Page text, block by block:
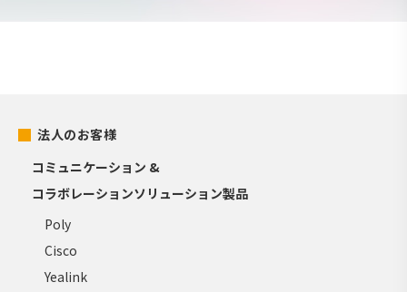
法人のお客様
コミュニケーション &
コラボレーションソリューション製品
Poly
Cisco
Yealink